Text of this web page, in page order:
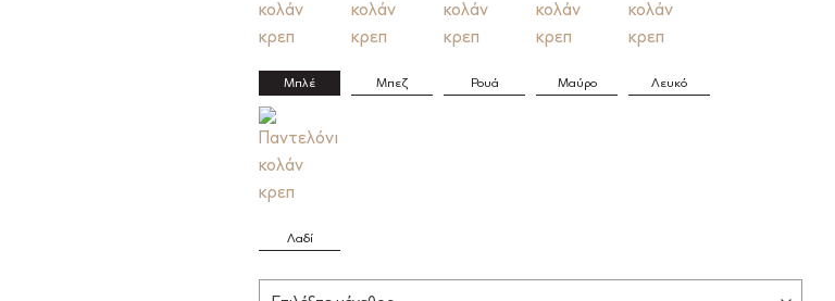
23,40€.
Μπλέ Μπεζ Ρουά Μαύρο Λευκό
Λαδί